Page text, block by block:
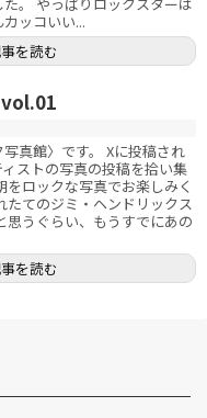
ッコいい...
を読む
vol.01
真館〉です。 Xに投稿され
ストの写真の投稿を拾い集
ロックな写真でお楽しみく
たてのジミ・ヘンドリックス
思うぐらい、もうすでにあの
を読む